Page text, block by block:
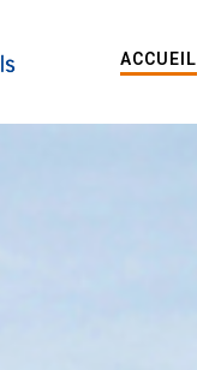
ACCUEIL